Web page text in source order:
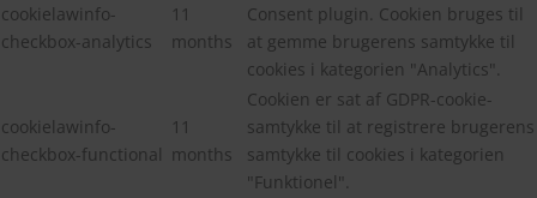
cookielawinfo-
checkbox-analytics
11
months
Consent plugin. Cookien bruges til
at gemme brugerens samtykke til
cookies i kategorien "Analytics".
cookielawinfo-
checkbox-functional
11
months
Cookien er sat af GDPR-cookie-
samtykke til at registrere brugerens
samtykke til cookies i kategorien
"Funktionel".